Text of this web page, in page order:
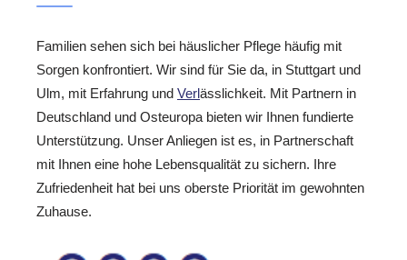
Familien sehen sich bei häuslicher Pflege häufig mit
Sorgen konfrontiert. Wir sind für Sie da, in Stuttgart und
Ulm, mit Erfahrung und Verlässlichkeit. Mit Partnern in
Deutschland und Osteuropa bieten wir Ihnen fundierte
Unterstützung. Unser Anliegen ist es, in Partnerschaft
mit Ihnen eine hohe Lebensqualität zu sichern. Ihre
Zufriedenheit hat bei uns oberste Priorität im gewohnten
Zuhause.